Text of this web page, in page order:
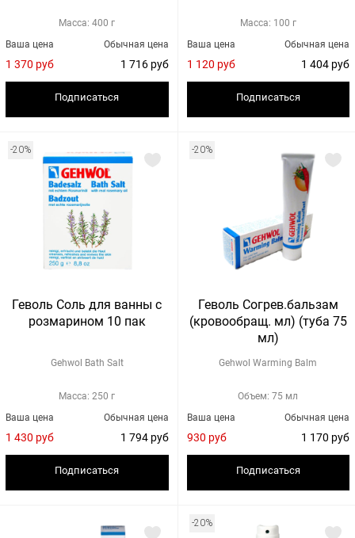
Масса: 400 г
Обычная цена
1 716 руб
Ваша цена
1 370 руб
Подписаться
Масса: 100 г
Обычная цена
1 404 руб
Ваша цена
1 120 руб
Подписаться
-20%
Геволь Соль для ванны с
розмарином 10 пак
Gehwol Bath Salt
Масса: 250 г
Обычная цена
1 794 руб
Ваша цена
1 430 руб
Подписаться
-20%
Геволь Согрев.бальзам
(кровообращ. мл) (туба 75
мл)
Gehwol Warming Balm
Объем: 75 мл
Обычная цена
1 170 руб
Ваша цена
930 руб
Подписаться
-20%